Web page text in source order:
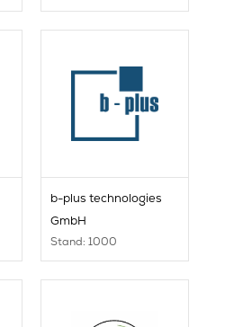
b-plus technologies
GmbH
Stand: 1000